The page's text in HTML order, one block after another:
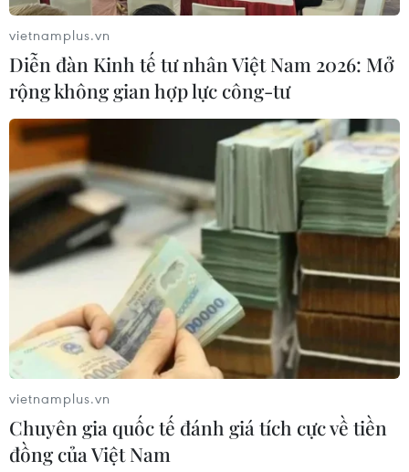
Bình Dương: Hỗ trợ công nhân bị giảm
giờ làm, chăm lo Tết cho lao động
09/12/2022 02:30
Liên đoàn Lao động tỉnh Bình Dương dành hơn 61 tỷ
đồng để tặng 82.810 suất quà cho lao động, tặng 5.000
vé tàu khứ hồi cho công nhân ở miền Trung, miền Bắc,
tổ chức Chợ Tết Công đoàn cho công nhân.
vietnamplus.vn
Diễn đàn Kinh tế tư nhân Việt Nam 2026: Mở
rộng không gian hợp lực công-tư
vietnamplus.vn
Chuyên gia quốc tế đánh giá tích cực về tiền
đồng của Việt Nam